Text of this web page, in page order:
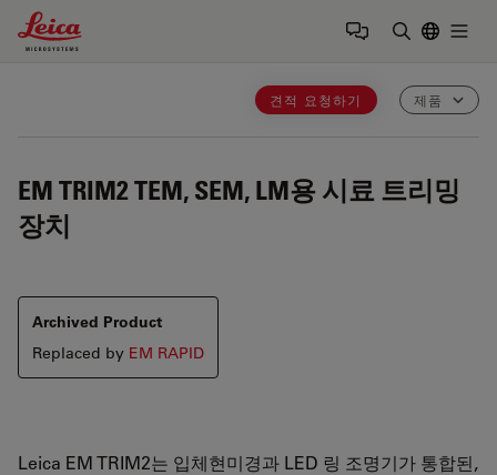
Leica Microsystems Logo
견적 요청하기 제품
EM TRIM2TEM, SEM, LM용 시료 트리밍
장치
Archived Product
Replaced by EM RAPID
Leica EM TRIM2는 입체현미경과 LED 링 조명기가 통합된,